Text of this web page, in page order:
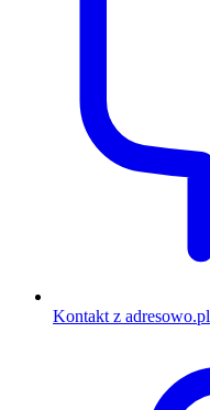
Kontakt z adresowo.pl